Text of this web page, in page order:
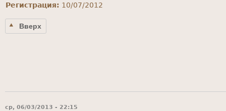
Регистрация: 10/07/2012
Вверх
ср, 06/03/2013 - 22:15